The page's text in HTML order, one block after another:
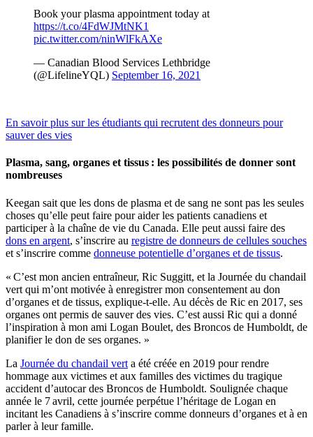
Book your plasma appointment today at
https://t.co/4FdWJMtNK1
pic.twitter.com/ninWlFkAXe
— Canadian Blood Services Lethbridge
(@LifelineYQL) September 16, 2021
En savoir plus sur les étudiants qui recrutent des donneurs pour
sauver des vies
Plasma, sang, organes et tissus : les possibilités de donner sont
nombreuses
Keegan sait que les dons de plasma et de sang ne sont pas les seules
choses qu’elle peut faire pour aider les patients canadiens et
participer à la chaîne de vie du Canada. Elle peut aussi faire des
dons en argent, s’inscrire au registre de donneurs de cellules souches
et s’inscrire comme donneuse potentielle d’organes et de tissus.
« C’est mon ancien entraîneur, Ric Suggitt, et la Journée du chandail
vert qui m’ont motivée à enregistrer mon consentement au don
d’organes et de tissus, explique-t-elle. Au décès de Ric en 2017, ses
organes ont permis de sauver des vies. C’est aussi Ric qui a donné
l’inspiration à mon ami Logan Boulet, des Broncos de Humboldt, de
planifier le don de ses organes. »
La Journée du chandail vert a été créée en 2019 pour rendre
hommage aux victimes et aux familles des victimes du tragique
accident d’autocar des Broncos de Humboldt. Soulignée chaque
année le 7 avril, cette journée perpétue l’héritage de Logan en
incitant les Canadiens à s’inscrire comme donneurs d’organes et à en
parler à leur famille.